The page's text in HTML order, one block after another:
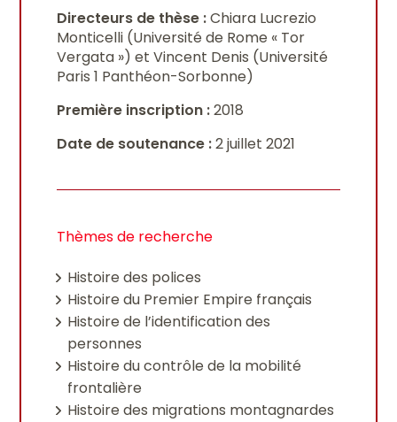
Directeurs de thèse :Chiara Lucrezio
Monticelli (Université de Rome « Tor
Vergata ») et Vincent Denis (Université
Paris 1 Panthéon-Sorbonne)
Première inscription :2018
Date de soutenance :2 juillet 2021
Thèmes de recherche
Histoire des polices
Histoire du Premier Empire français
Histoire de l’identification des
personnes
Histoire du contrôle de la mobilité
frontalière
Histoire des migrations montagnardes